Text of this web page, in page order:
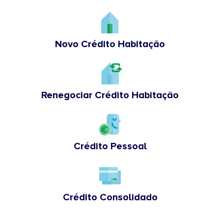
Novo Crédito Habitação
Renegociar Crédito Habitação
Crédito Pessoal
Crédito Consolidado